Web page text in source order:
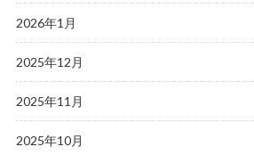
2026年1月
2025年12月
2025年11月
2025年10月